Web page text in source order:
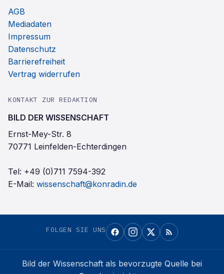
AGB
Mediadaten
Impressum
Datenschutz
Barrierefreiheit
Vertrag widerrufen
KONTAKT ZUR REDAKTION
BILD DER WISSENSCHAFT
Ernst-Mey-Str. 8
70771 Leinfelden-Echterdingen
Tel: +49 (0)711 7594-392
E-Mail: wissenschaft@konradin.de
FOLGEN SIE UNS
Bild der Wissenschaft als bevorzugte Quelle bei